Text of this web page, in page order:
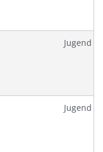
Jugend
Jugend